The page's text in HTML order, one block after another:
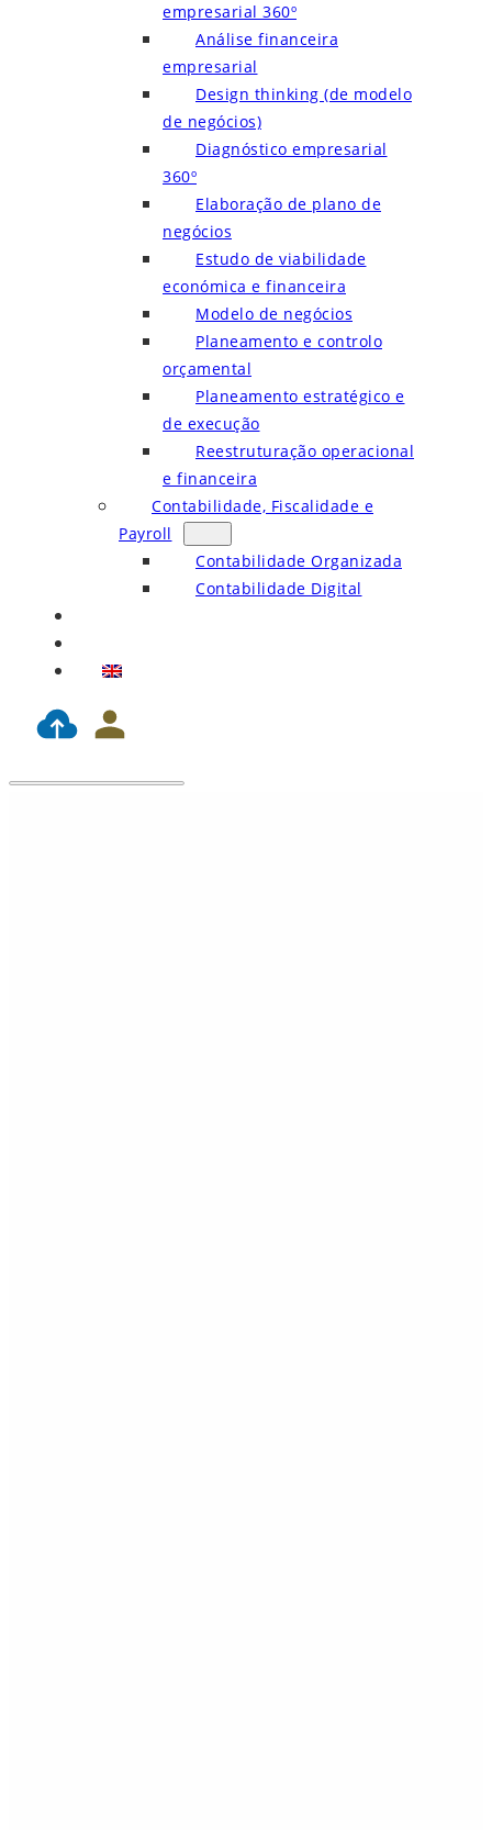
empresarial 360º
Análise financeira
empresarial
Design thinking (de modelo
de negócios)
Diagnóstico empresarial
360º
Elaboração de plano de
negócios
Estudo de viabilidade
económica e financeira
Modelo de negócios
Planeamento e controlo
orçamental
Planeamento estratégico e
de execução
Reestruturação operacional
e financeira
Contabilidade, Fiscalidade e
Payroll
Contabilidade Organizada
Contabilidade Digital